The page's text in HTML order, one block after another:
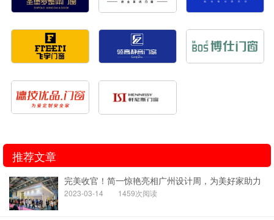
推荐文章
完美收官！简一惊艳亮相广州设计周，为美好家助力
2023-03-14 1459次阅读